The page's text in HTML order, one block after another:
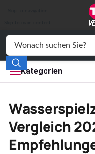
Kategorien
Elektronik
Freizeit
Wohnen
Vergleich